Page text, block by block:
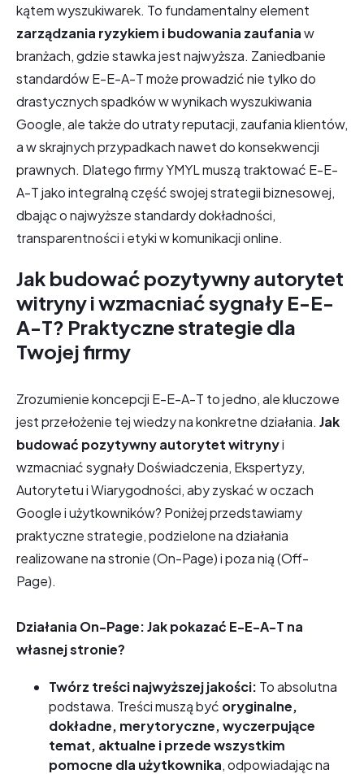
kątem wyszukiwarek. To fundamentalny element
zarządzania ryzykiem i budowania zaufaniaw
branżach, gdzie stawka jest najwyższa. Zaniedbanie
standardów E-E-A-T może prowadzić nie tylko do
drastycznych spadków w wynikach wyszukiwania
Google, ale także do utraty reputacji, zaufania klientów,
a w skrajnych przypadkach nawet do konsekwencji
prawnych. Dlatego firmy YMYL muszą traktować E-E-
A-T jako integralną część swojej strategii biznesowej,
dbając o najwyższe standardy dokładności,
transparentności i etyki w komunikacji online.
Jak budować pozytywny autorytet
witryny i wzmacniać sygnały E-E-
A-T? Praktyczne strategie dla
Twojej firmy
Zrozumienie koncepcji E-E-A-T to jedno, ale kluczowe
jest przełożenie tej wiedzy na konkretne działania. Jak
budować pozytywny autorytet witrynyi
wzmacniać sygnały Doświadczenia, Ekspertyzy,
Autorytetu i Wiarygodności, aby zyskać w oczach
Google i użytkowników? Poniżej przedstawiamy
praktyczne strategie, podzielone na działania
realizowane na stronie (On-Page) i poza nią (Off-
Page).
Działania On-Page: Jak pokazać E-E-A-T na
własnej stronie?
Twórz treści najwyższej jakości: To absolutna
podstawa. Treści muszą być oryginalne,
dokładne, merytoryczne, wyczerpujące
temat, aktualne i przede wszystkim
pomocne dla użytkownika, odpowiadając na